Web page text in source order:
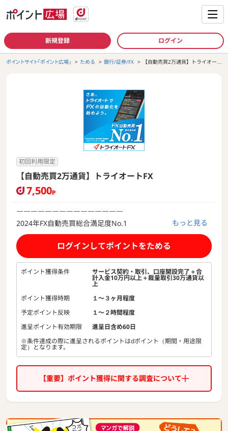
新規登録 ログイン
ポイントサイト「ポイント広場」 ためる 銀行/証券/FX
【自動売買2万通貨】トライオート
初回利用限定
【自動売買2万通貨】トライオートFX
7,500P
￣￣￣￣￣￣￣￣￣￣￣￣￣￣￣
2024年FX自動売買総合満足度No.1
＿＿＿＿＿＿＿＿＿＿＿＿＿＿＿
※2024年4月期_満足度調査 調査機関：日本マーケティング
リサーチ機構
◆自動売買とは◆
設定値通りにプログラムが動き、24時間自動で取引ができる
手動の取引では感情に左右され取引がうまくできなくても、
機械的に取引がされる自動売買なら感情に負けないトレード
通常のFX取引ではメジャーでない、レンジ通貨と呼ばれる一
定範囲内での値動きが特徴な「豪ドル/NZドル」「ユーロ/ポ
ンド」「ドル/カナダドル」を得意とする。
◆トライオートとは◆
あらかじめ用意されたトレードルールをえらぶだけでFXの自
でも簡単スタート
もっと見る
ログインしてポイントをためる
ポイント獲得条件 サービス契約・取引、口座開設完了＋合
計入金10万円以上＋裁量取引30万通貨以
上
ポイント獲得時期
１〜３ヶ月程度
予定ポイント反映
１〜２時間程度
進呈ポイント有効期限
進呈日含め60日
※条件達成の際に進呈されるポイントはdポイント（期間・用途限
定）となります。
【重要】ポイント獲得に関する調査について